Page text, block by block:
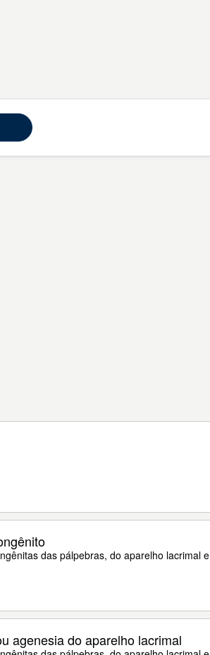
das pálpebras, do aparelho lacrimal e
agenesia do aparelho lacrimal